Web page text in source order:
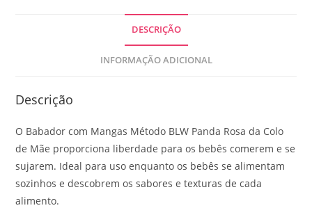
DESCRIÇÃO
INFORMAÇÃO ADICIONAL
Descrição
O Babador com Mangas Método BLW Panda Rosa da Colo
de Mãe proporciona liberdade para os bebês comerem e se
sujarem. Ideal para uso enquanto os bebês se alimentam
sozinhos e descobrem os sabores e texturas de cada
alimento.